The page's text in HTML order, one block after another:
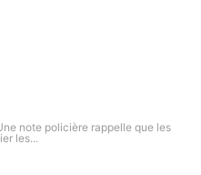
note policière rappelle que les
les...